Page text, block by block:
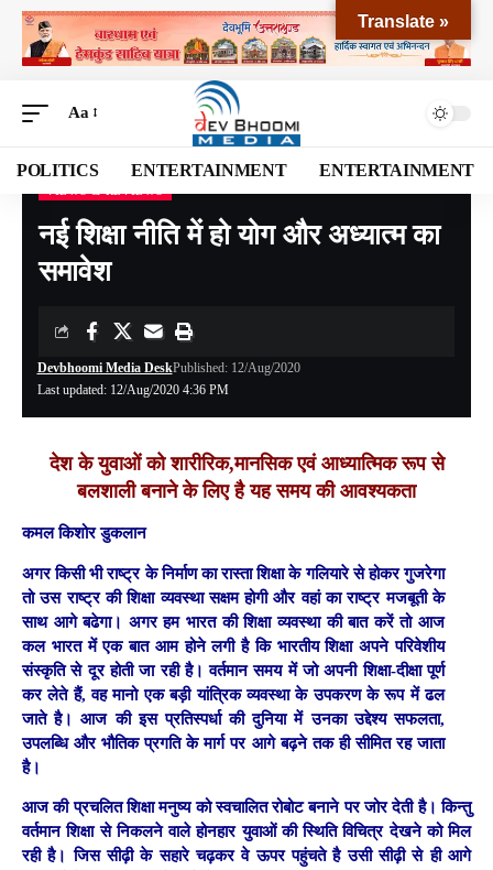
Aa
POLITICS ENTERTAINMENT ENTERTAINMENT
Devbhoomi Media>Blog> VIEWS & REVIEWS>नई शिक्षा नीति में हो योग और अध्यात्म का समावेश
नई शिक्षा नीति में हो योग और अध्यात्म का
समावेश
Last updated: 12/Aug/2020 4:36 PM
Devbhoomi Media DeskPublished: 12/Aug/2020
देश के युवाओं को शारीरिक,मानसिक एवं आध्यात्मिक रूप से
बलशाली बनाने के लिए है यह समय की आवश्यकता
कमल किशोर डुकलान
अगर किसी भी राष्ट्र के निर्माण का रास्ता शिक्षा के गलियारे से होकर गुजरेगा
तो उस राष्ट्र की शिक्षा व्यवस्था सक्षम होगी और वहां का राष्ट्र मजबूती के
साथ आगे बढेगा। अगर हम भारत की शिक्षा व्यवस्था की बात करें तो आज
कल भारत में एक बात आम होने लगी है कि भारतीय शिक्षा अपने परिवेशीय
संस्कृति से दूर होती जा रही है। वर्तमान समय में जो अपनी शिक्षा-दीक्षा पूर्ण
कर लेते हैं, वह मानो एक बड़ी यांत्रिक व्यवस्था के उपकरण के रूप में ढल
जाते है। आज की इस प्रतिस्पर्धा की दुनिया में उनका उद्देश्य सफलता,
उपलब्धि और भौतिक प्रगति के मार्ग पर आगे बढ़ने तक ही सीमित रह जाता
है।
आज की प्रचलित शिक्षा मनुष्य को स्वचालित रोबोट बनाने पर जोर देती है। किन्तु
वर्तमान शिक्षा से निकलने वाले होनहार युवाओं की स्थिति विचित्र देखने को मिल
रही है। जिस सीढ़ी के सहारे चढ़कर वे ऊपर पहुंचते है उसी सीढ़ी से ही आगे
Translate »